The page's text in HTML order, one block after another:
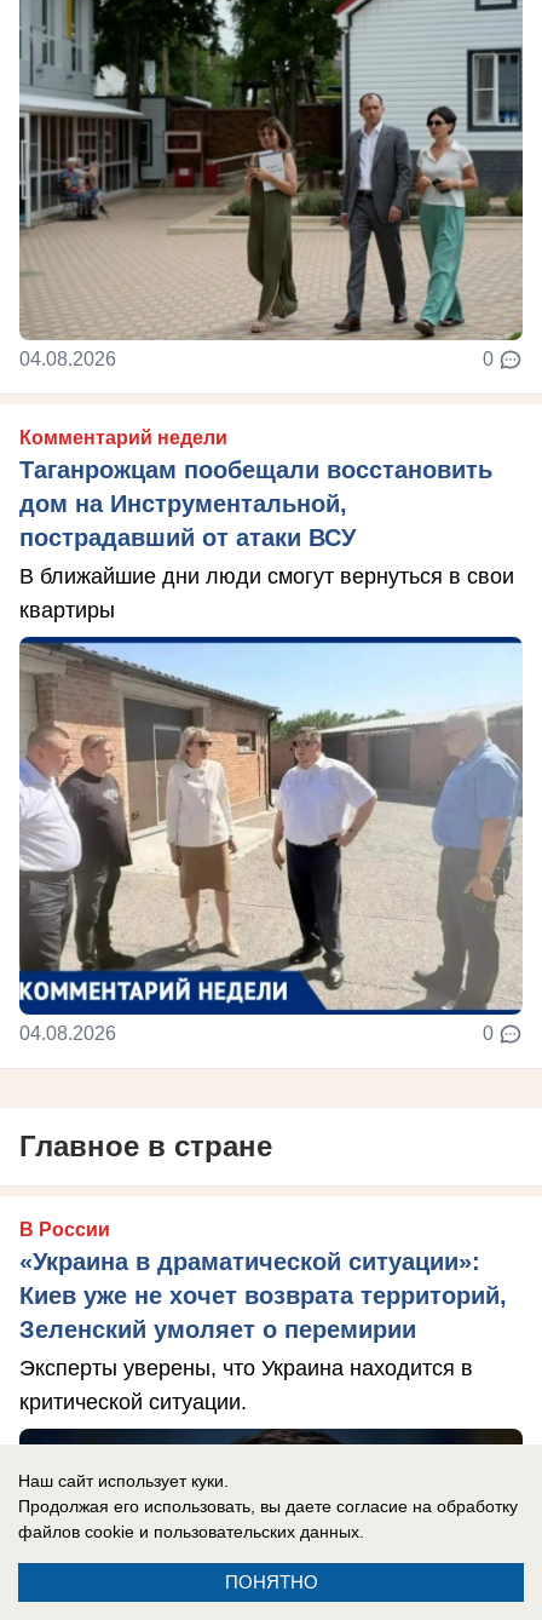
04.08.2026 0
Комментарий недели
Таганрожцам пообещали восстановить
дом на Инструментальной,
пострадавший от атаки ВСУ
В ближайшие дни люди смогут вернуться в свои
квартиры
04.08.2026 0
Главное в стране
В России
«Украина в драматической ситуации»:
Киев уже не хочет возврата территорий,
Зеленский умоляет о перемирии
Эксперты уверены, что Украина находится в
критической ситуации.
Наш сайт использует куки.
Продолжая его использовать, вы даете согласие на обработку
файлов cookie и пользовательских данных.
ПОНЯТНО